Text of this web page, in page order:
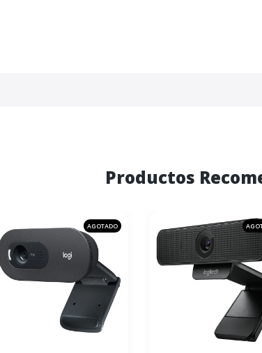
Productos
AGOTADO